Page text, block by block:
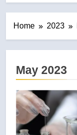
Home 2023
May 2023